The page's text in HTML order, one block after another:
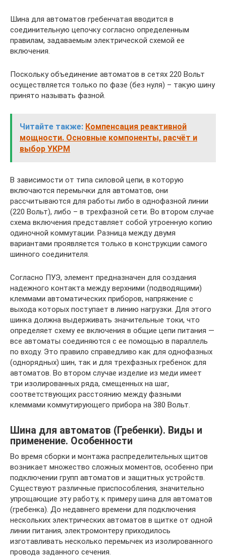
Шина для автоматов гребенчатая вводится в
соединительную цепочку согласно определенным
правилам, задаваемым электрической схемой ее
включения.
Поскольку объединение автоматов в сетях 220 Вольт
осуществляется только по фазе (без нуля) – такую шину
принято называть фазной.
Читайте также: Компенсация реактивной
мощности. Основные компоненты, расчёт и
выбор УКРМ
В зависимости от типа силовой цепи, в которую
включаются перемычки для автоматов, они
рассчитываются для работы либо в однофазной линии
(220 Вольт), либо – в трехфазной сети. Во втором случае
схема включения представляет собой утроенную копию
одиночной коммутации. Разница между двумя
вариантами проявляется только в конструкции самого
шинного соединителя.
Согласно ПУЭ, элемент предназначен для создания
надежного контакта между верхними (подводящими)
клеммами автоматических приборов, напряжение с
выхода которых поступает в линию нагрузки. Для этого
шинка должна выдерживать значительные токи, что
определяет схему ее включения в общие цепи питания —
все автоматы соединяются с ее помощью в параллель
по входу. Это правило справедливо как для однофазных
(однорядных) шин, так и для трехфазных гребенок для
автоматов. Во втором случае изделие из меди имеет
три изолированных ряда, смещенных на шаг,
соответствующих расстоянию между фазными
клеммами коммутирующего прибора на 380 Вольт.
Шина для автоматов (Гребенки). Виды и
применение. Особенности
Во время сборки и монтажа распределительных щитов
возникает множество сложных моментов, особенно при
подключении групп автоматов и защитных устройств.
Существуют различные приспособления, значительно
упрощающие эту работу, к примеру шина для автоматов
(гребенка). До недавнего времени для подключения
нескольких электрических автоматов в щитке от одной
линии питания, электромонтеру приходилось
изготавливать несколько перемычек из изолированного
провода заданного сечения.